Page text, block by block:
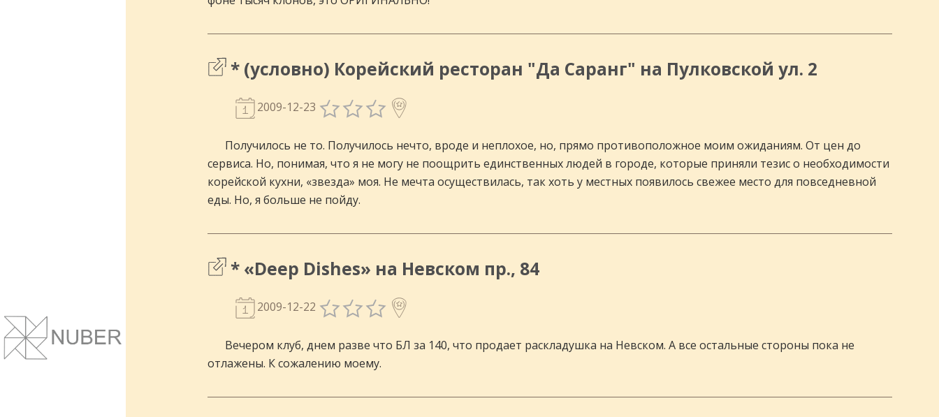
Сайты и корпоративные веб-системы.
* (условно) Корейский ресторан "Да Саранг" на Пулковской ул. 2
2009-12-23
Получилось не то. Получилось нечто, вроде и неплохое, но, прямо противоположное моим ожиданиям. От цен до
сервиса. Но, понимая, что я не могу не поощрить единственных людей в городе, которые приняли тезис о необходимости
корейской кухни, «звезда» моя. Не мечта осуществилась, так хоть у местных появилось свежее место для повседневной
еды. Но, я больше не пойду.
* «Deep Dishes» на Невском пр., 84
2009-12-22
Вечером клуб, днем разве что БЛ за 140, что продает раскладушка на Невском. А все остальные стороны пока не
отлажены. К сожалению моему.